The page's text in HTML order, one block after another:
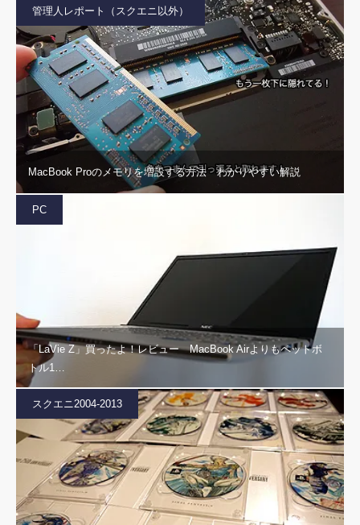
管理人レポート（スクエニ以外）
MacBook Proのメモリを増設する方法 わかりやすい解説
PC
「LaVie Z」買ったよ！レビュー MacBook Airよりもペットボ
トル1…
スクエニ2004-2013